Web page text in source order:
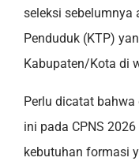
seleksi sebelumnya
Penduduk (KTP)
Kabupaten/Kota di
Perlu dicatat
ini pada CPNS
kebutuhan formasi